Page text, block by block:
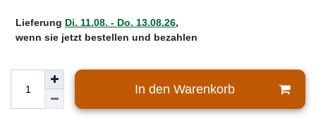
Lieferung Di. 11.08. - Do. 13.08.26,
wenn sie jetzt bestellen und bezahlen
In den Warenkorb